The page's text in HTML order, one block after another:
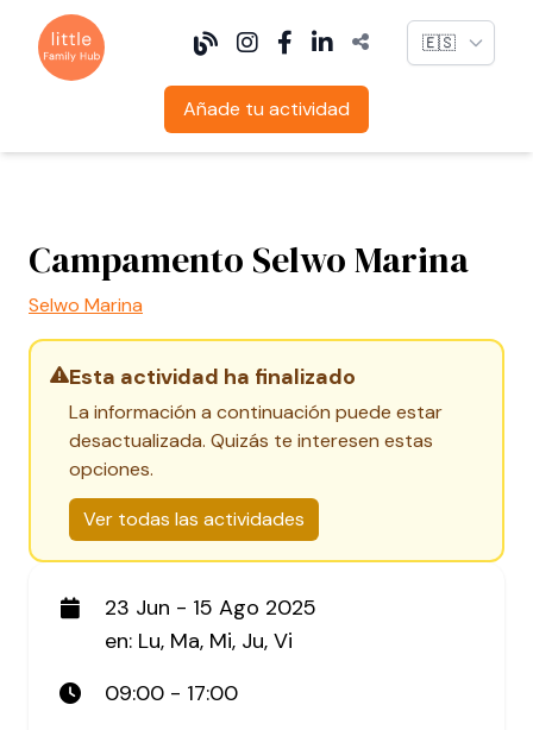
Language
Añade tu actividad
Campamento Selwo Marina
Selwo Marina
Esta actividad ha finalizado
La información a continuación puede estar
desactualizada. Quizás te interesen estas
opciones.
Ver todas las actividades
23 Jun - 15 Ago 2025
en: Lu, Ma, Mi, Ju, Vi
09:00 - 17:00